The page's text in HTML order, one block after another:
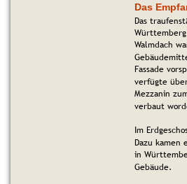
Das
Das
Walmdach
Fassade
verfügte
Mezzanin
verbaut
Im
Dazu kamen
in
Gebäude.